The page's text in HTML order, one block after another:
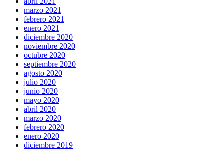
marzo 2021
febrero 2021
enero 2021
diciembre 2020
noviembre 2020
octubre 2020
septiembre 2020
agosto 2020
julio 2020
junio 2020
mayo 2020
abril 2020
marzo 2020
febrero 2020
enero 2020
diciembre 2019